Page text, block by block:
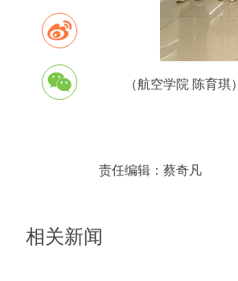
（航空学院 陈育琪）
责任编辑： 蔡奇凡
相关新闻